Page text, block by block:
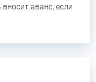
аванс, если